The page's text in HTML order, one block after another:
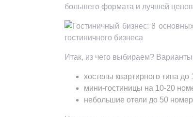
большего формата и лучшей
Итак, из чего выбираем?
хостелы квартирного типа до
мини-гостиницы на 10-20
небольшие отели до 50